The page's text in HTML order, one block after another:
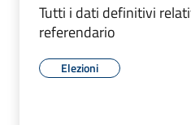
Tutti i dati definitivi
referendario
Elezioni